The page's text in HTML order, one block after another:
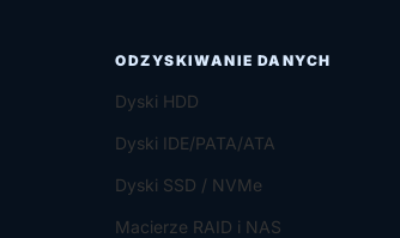
ODZYSKIWANIE DANYCH
Dyski HDD
Dyski IDE/PATA/ATA
Dyski SSD / NVMe
Macierze RAID i NAS